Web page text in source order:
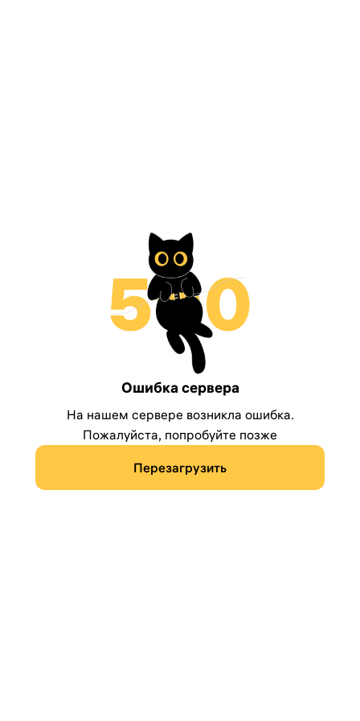
Ошибка сервера
На нашем сервере возникла ошибка.
Пожалуйста, попробуйте позже
Перезагрузить